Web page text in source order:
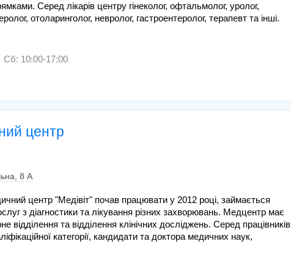
Серед лікарів центру гінеколог, офтальмолог, уролог,
отоларинголог, невролог, гастроентеролог, терапевт та інші.
Сб: 10:00-17:00
центр
8 А
центр "Медівіт" почав працювати у 2012 році, займається
з діагностики та лікування різних захворювань. Медцентр має
відділення та відділення клінічних досліджень. Серед працівників
категорії, кандидати та доктора медичних наук,